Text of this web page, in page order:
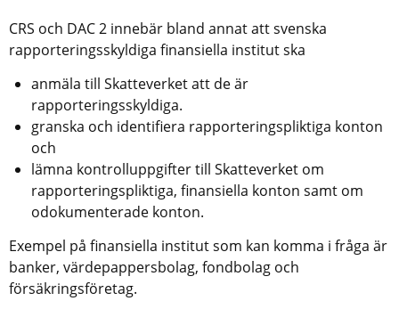
CRS och DAC 2 innebär bland annat att svenska
rapporteringsskyldiga finansiella institut ska
anmäla till Skatteverket att de är
rapporteringsskyldiga.
granska och identifiera rapporteringspliktiga konton
och
lämna kontrolluppgifter till Skatteverket om
rapporteringspliktiga, finansiella konton samt om
odokumenterade konton.
Exempel på finansiella institut som kan komma i fråga är
banker, värdepappersbolag, fondbolag och
försäkringsföretag.